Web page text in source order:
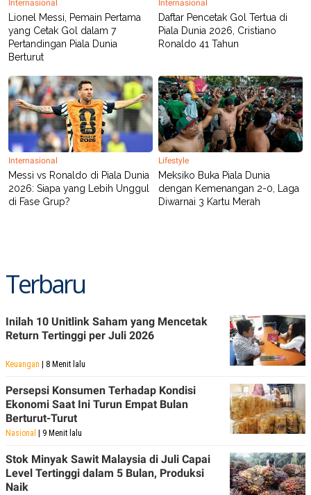
Internasional
Lionel Messi, Pemain Pertama
yang Cetak Gol dalam 7
Pertandingan Piala Dunia
Berturut
Internasional
Daftar Pencetak Gol Tertua di
Piala Dunia 2026, Cristiano
Ronaldo 41 Tahun
Internasional
Messi vs Ronaldo di Piala Dunia
2026: Siapa yang Lebih Unggul
di Fase Grup?
Lifestyle
Meksiko Buka Piala Dunia
dengan Kemenangan 2-0, Laga
Diwarnai 3 Kartu Merah
Terbaru
Inilah 10 Unitlink Saham yang Mencetak
Return Tertinggi per Juli 2026
Keuangan | 8 Menit lalu
Persepsi Konsumen Terhadap Kondisi
Ekonomi Saat Ini Turun Empat Bulan
Berturut-Turut
Nasional | 9 Menit lalu
Stok Minyak Sawit Malaysia di Juli Capai
Level Tertinggi dalam 5 Bulan, Produksi
Naik